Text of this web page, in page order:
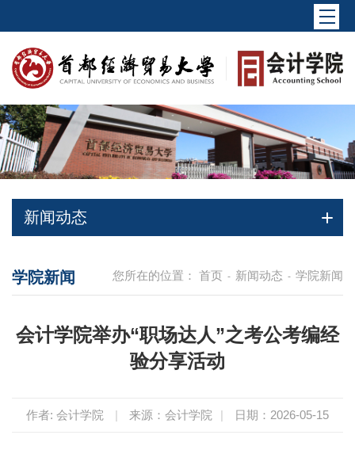
新闻动态
您所在的位置： 首页 - 新闻动态 - 学院新闻
学院新闻
会计学院举办“职场达人”之考公考编经
验分享活动
作者: 会计学院 | 来源：会计学院 | 日期：2026-05-15